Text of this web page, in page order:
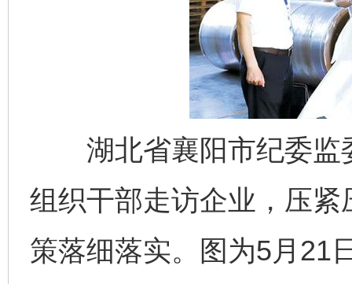
湖北省襄阳市纪委监
组织干部走访企业，压
策落细落实。图为5月21